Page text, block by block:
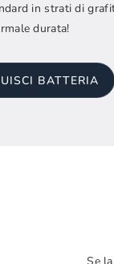
in strati di
durata!
BATTERIA